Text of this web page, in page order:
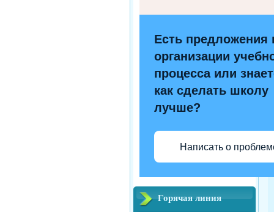
Есть предложения
организации
процесса или
как сделать школу
лучше?
Написать о
Горячая линия